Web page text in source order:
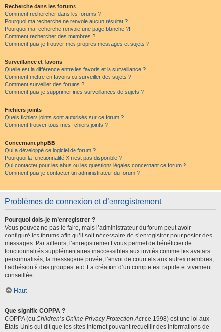
Recherche dans les forums
Comment rechercher dans les forums ?
Pourquoi ma recherche ne renvoie aucun résultat ?
Pourquoi ma recherche renvoie une page blanche ?!
Comment rechercher des membres ?
Comment puis-je trouver mes propres messages et sujets ?
Surveillance et favoris
Quelle est la différence entre les favoris et la surveillance ?
Comment mettre en favoris ou surveiller des sujets ?
Comment surveiller des forums ?
Comment puis-je supprimer mes surveillances de sujets ?
Fichiers joints
Quels fichiers joints sont autorisés sur ce forum ?
Comment trouver tous mes fichiers joints ?
Concernant phpBB
Qui a développé ce logiciel de forum ?
Pourquoi la fonctionnalité X n’est pas disponible ?
Qui contacter pour les abus ou les questions légales concernant ce forum ?
Comment puis-je contacter un administrateur du forum ?
Problèmes de connexion et d’enregistrement
Pourquoi dois-je m’enregistrer ?
Vous pouvez ne pas le faire, mais l’administrateur du forum peut avoir
configuré les forums afin qu’il soit nécessaire de s’enregistrer pour poster des
messages. Par ailleurs, l’enregistrement vous permet de bénéficier de
fonctionnalités supplémentaires inaccessibles aux invités comme les avatars
personnalisés, la messagerie privée, l’envoi de courriels aux autres membres,
l’adhésion à des groupes, etc. La création d’un compte est rapide et vivement
conseillée.
Haut
Que signifie COPPA ?
COPPA (ou Children’s Online Privacy Protection Actde 1998) est une loi aux
États-Unis qui dit que les sites Internet pouvant recueillir des informations de